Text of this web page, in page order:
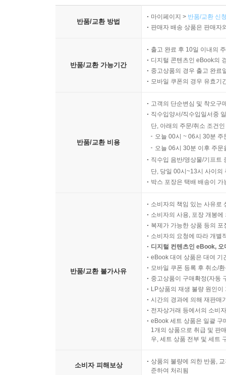
반품/교환 방법
마이페이지 > 반품/교환 신
판매자 배송 상품은 판매자
반품/교환 가능기간
출고 완료 후 10일 이내의
디지털 콘텐츠인 eBook의
중고상품의 경우 출고 완료
모바일 쿠폰의 경우 유효기
반품/교환 비용
고객의 단순변심 및 착오구
직수입양서/직수입일서중
단, 아래의 주문/취소 조건
오늘 00시 ~ 06시 30분
오늘 06시 30분 이후 주
직수입 음반/영상물/기프트
단, 당일 00시~13시 사이의
박스 포장은 택배 배송이
반품/교환 불가사유
소비자의 책임 있는 사유로
소비자의 사용, 포장 개봉
복제가 가능한 상품 등의
소비자의 요청에 따라 개별
디지털 컨텐츠인 eBook,
eBook 대여 상품은 대여 기
모바일 쿠폰 등록 후 취소/
중고상품이 구매확정(자동
LP상품의 재생 불량 원인
시간의 경과에 의해 재판매
전자상거래 등에서의 소비
eBook 세트 상품은 일괄 구
1개의 상품으로 취급 및 판
우, 세트 상품 전부 및 세트
소비자 피해보상
상품의 불량에 의한 반품,
준하여 처리됨